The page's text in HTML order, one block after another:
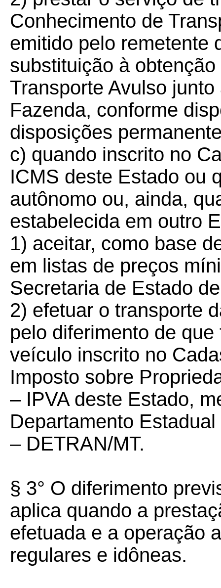
Conhecimento de
emitido pelo remetente
substituição à
Transporte Avulso
Fazenda, conforme
disposições
c) quando inscrito no
ICMS deste Estado ou
autônomo ou, ainda,
estabelecida em outro
1) aceitar, como base
em listas de preços
Secretaria de Estado
2) efetuar o transporte
pelo diferimento de
veículo inscrito no
Imposto sobre
– IPVA deste Estado,
Departamento
– DETRAN/MT.
§ 3° O diferimento
aplica quando a
efetuada e a operação
regulares e idôneas.